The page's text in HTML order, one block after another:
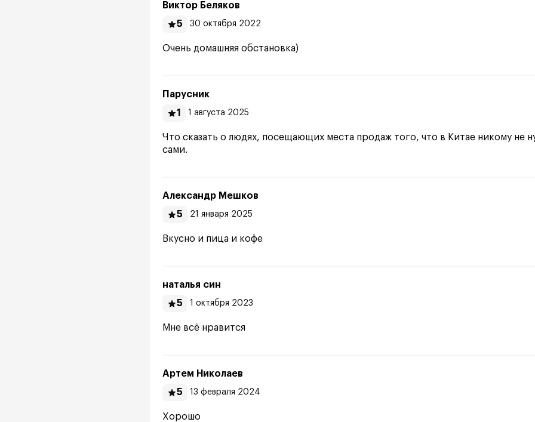
Виктор Беляков
5
30 октября 2022
Очень домашняя обстановка)
Парусник
1
1 августа 2025
Что сказать о людях, посещающих места продаж того, что в Китае никому не
сами.
Александр Мешков
5
21 января 2025
Вкусно и пица и кофе
наталья син
5
1 октября 2023
Мне всё нравится
Артем Николаев
5
13 февраля 2024
Хорошо